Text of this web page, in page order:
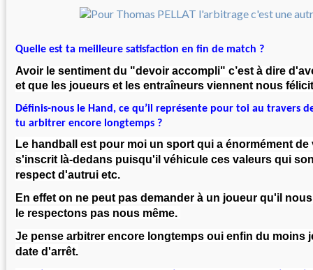
Quelle est ta meilleure satisfaction en fin de match ?
Avoir le sentiment du "devoir accompli" c’est à dire
et que les joueurs et les entraîneurs viennent nous
Définis-nous le Hand, ce qu’il représente pour toi au travers
tu arbitrer encore longtemps ?
Le handball est pour moi un sport qui a énormément
s'inscrit là-dedans puisqu'il véhicule ces valeurs qui
respect d'autrui etc.
En effet on ne peut pas demander à un joueur qu'il
le respectons pas nous même.
Je pense arbitrer encore longtemps oui enfin du moins
date d'arrêt.